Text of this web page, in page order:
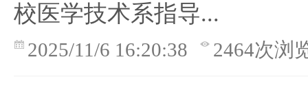
校医学技术系指导...
2025/11/6 16:20:38 2464次浏